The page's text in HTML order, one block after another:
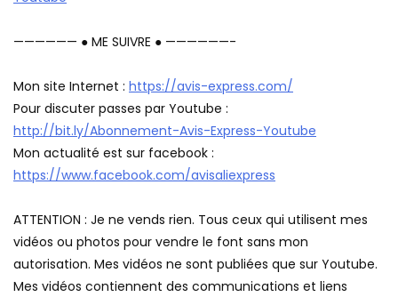
—————— ● ME SUIVRE ● ——————-
Mon site Internet : https://avis-express.com/
Pour discuter passes par Youtube :
http://bit.ly/Abonnement-Avis-Express-Youtube
Mon actualité est sur facebook :
https://www.facebook.com/avisaliexpress
ATTENTION : Je ne vends rien. Tous ceux qui utilisent mes
vidéos ou photos pour vendre le font sans mon
autorisation. Mes vidéos ne sont publiées que sur Youtube.
Mes vidéos contiennent des communications et liens